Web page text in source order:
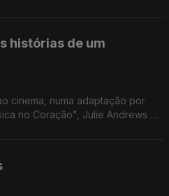
histórias de um
cinema, numa adaptação por
no Coração", Julie Andrews e